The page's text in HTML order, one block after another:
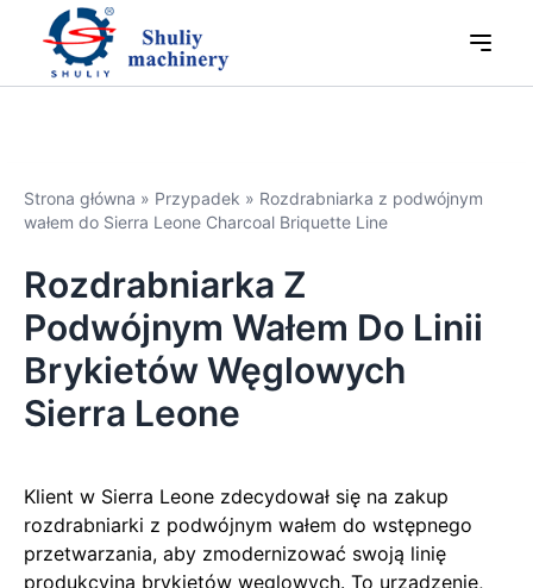
Strona główna » Przypadek » Rozdrabniarka z podwójnym
wałem do Sierra Leone Charcoal Briquette Line
Rozdrabniarka Z
Podwójnym Wałem Do Linii
Brykietów Węglowych
Sierra Leone
Klient w Sierra Leone zdecydował się na zakup
rozdrabniarki z podwójnym wałem do wstępnego
przetwarzania, aby zmodernizować swoją linię
produkcyjną brykietów węglowych. To urządzenie,